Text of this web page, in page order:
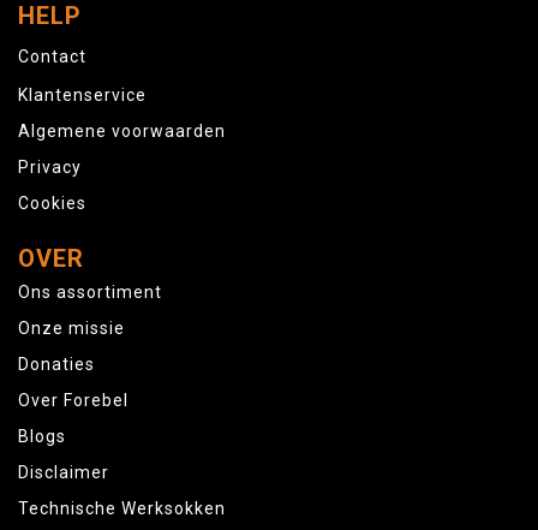
HELP
Contact
Klantenservice
Algemene voorwaarden
Privacy
Cookies
OVER
Ons assortiment
Onze missie
Donaties
Over Forebel
Blogs
Disclaimer
Technische Werksokken